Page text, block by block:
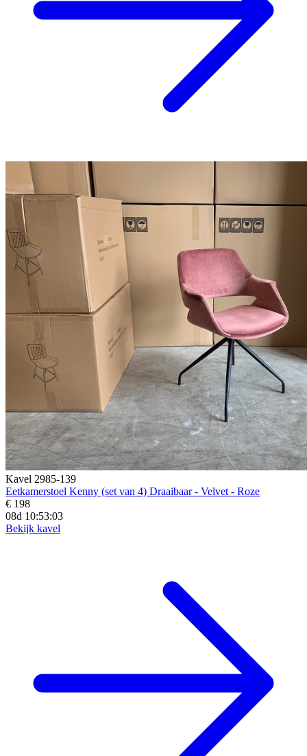
Kavel 2985-139
Eetkamerstoel Kenny (set van 4) Draaibaar - Velvet - Roze
€ 198
08d 10:53:02
Bekijk kavel